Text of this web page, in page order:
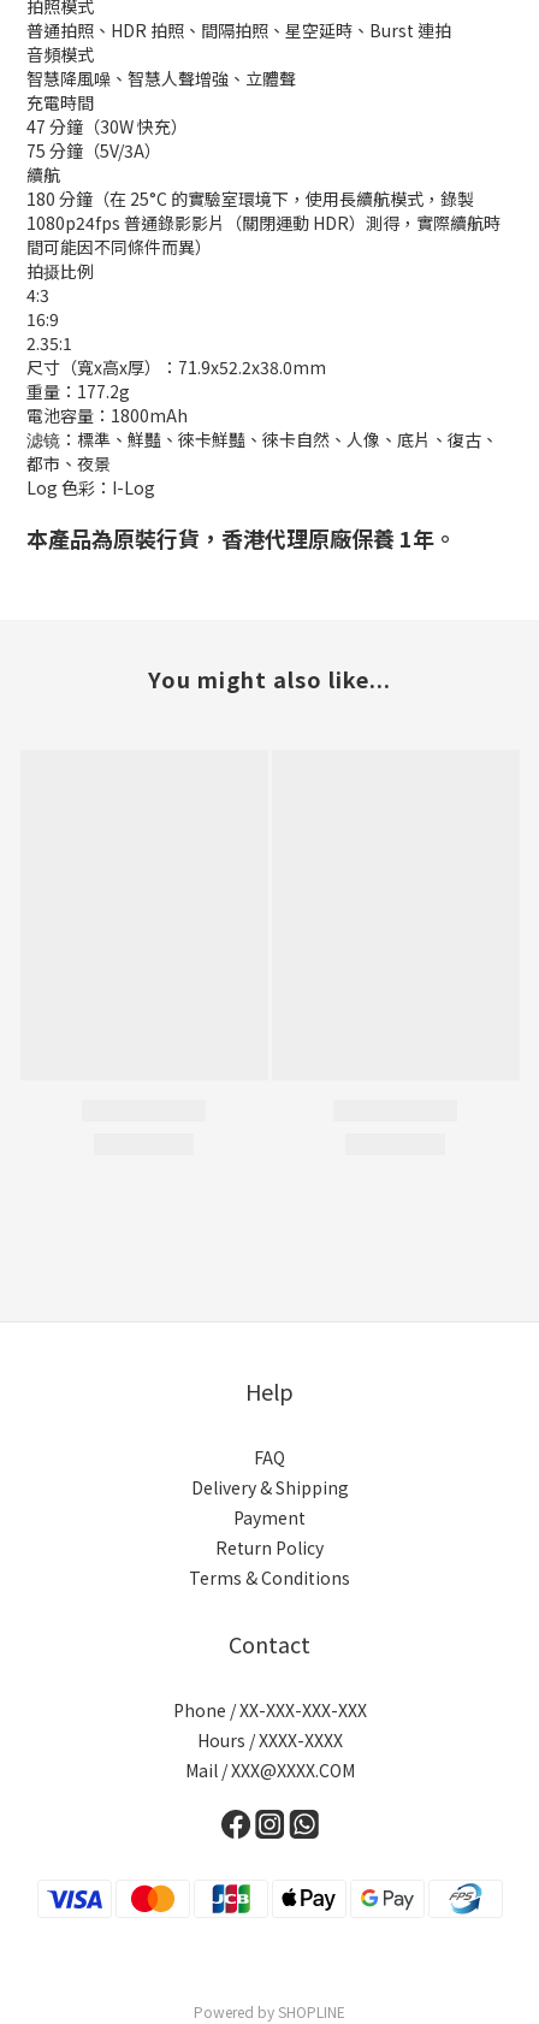
拍照模式
普通拍照、HDR 拍照、間隔拍照、星空延時、Burst 連拍
音頻模式
智慧降風噪、智慧人聲增強、立體聲
充電時間
47 分鐘（30W 快充）
75 分鐘（5V/3A）
續航
180 分鐘（在 25°C 的實驗室環境下，使用長續航模式，錄製
1080p24fps 普通錄影影片（關閉運動 HDR）測得，實際續航時
間可能因不同條件而異）
拍摄比例
4:3
16:9
2.35:1
尺寸（寬x高x厚）：71.9x52.2x38.0mm
重量：177.2g
電池容量：1800mAh
滤镜：標準、鮮豔、徠卡鮮豔、徠卡自然、人像、底片、復古、
都市、夜景
Log 色彩：I-Log
本產品為原裝行貨，香港代理原廠保養 1年。
You might also like...
Help
FAQ
Delivery & Shipping
Payment
Return Policy
Terms & Conditions
Contact
Phone / XX-XXX-XXX-XXX
Hours / XXXX-XXXX
Mail / XXX@XXXX.COM
Powered by SHOPLINE